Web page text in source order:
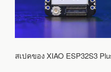
สเปคของ XIAO ESP32S3